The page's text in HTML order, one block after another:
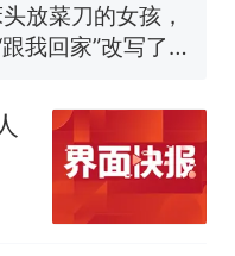
放菜刀的女孩，
我回家”改写了
评出？中国烹饪
鲨鱼徒手将其拽
直呼震惊 （视频